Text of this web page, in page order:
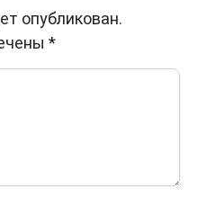
опубликован.
*